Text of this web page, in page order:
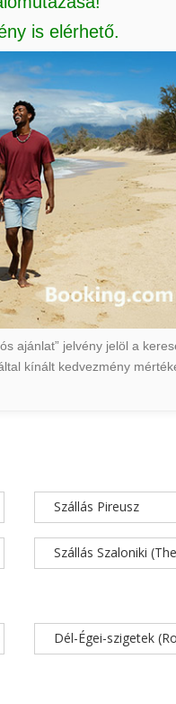
is elérhető.
ajánlat” jelvény jelöl a
kínált kedvezmény
Szállás Pireusz
Szállás Szaloniki
Dél-Égei-szigetek